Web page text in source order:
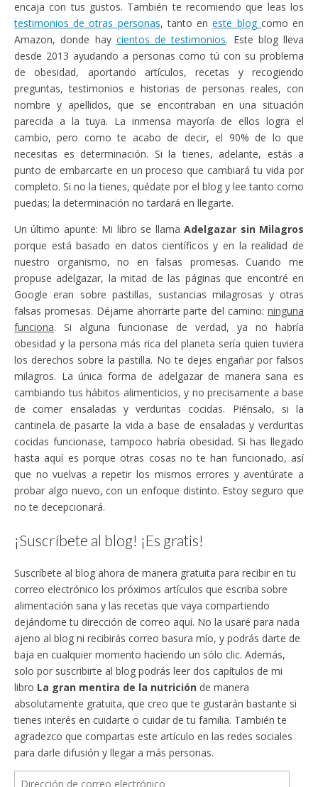
encaja con tus gustos. También te recomiendo que leas los
testimonios de otras personas, tanto eneste blog como en
Amazon, donde hay cientos de testimonios. Este blog lleva
desde 2013 ayudando a personas como tú con su problema
de obesidad, aportando artículos, recetas y recogiendo
preguntas, testimonios e historias de personas reales, con
nombre y apellidos, que se encontraban en una situación
parecida a la tuya. La inmensa mayoría de ellos logra el
cambio, pero como te acabo de decir, el 90% de lo que
necesitas es determinación. Si la tienes, adelante, estás a
punto de embarcarte en un proceso que cambiará tu vida por
completo. Si no la tienes, quédate por el blog y lee tanto como
puedas; la determinación no tardará en llegarte.
Un último apunte: Mi libro se llamaAdelgazar sin Milagros
porque está basado en datos científicos y en la realidad de
nuestro organismo, no en falsas promesas. Cuando me
propuse adelgazar, la mitad de las páginas que encontré en
Google eran sobre pastillas, sustancias milagrosas y otras
falsas promesas. Déjame ahorrarte parte del camino: ninguna
funciona. Si alguna funcionase de verdad, ya no habría
obesidad y la persona más rica del planeta sería quien tuviera
los derechos sobre la pastilla. No te dejes engañar por falsos
milagros. La única forma de adelgazar de manera sana es
cambiando tus hábitos alimenticios, y no precisamente a base
de comer ensaladas y verduritas cocidas. Piénsalo, si la
cantinela de pasarte la vida a base de ensaladas y verduritas
cocidas funcionase, tampoco habría obesidad. Si has llegado
hasta aquí es porque otras cosas no te han funcionado, así
que no vuelvas a repetir los mismos errores y aventúrate a
probar algo nuevo, con un enfoque distinto. Estoy seguro que
no te decepcionará.
¡Suscríbete al blog! ¡Es gratis!
Suscríbete al blog ahora de manera gratuita para recibir en tu
correo electrónico los próximos artículos que escriba sobre
alimentación sana y las recetas que vaya compartiendo
dejándome tu dirección de correo aquí. No la usaré para nada
ajeno al blog ni recibirás correo basura mío, y podrás darte de
baja en cualquier momento haciendo un sólo clic. Además,
solo por suscribirte al blog podrás leer dos capítulos de mi
libro La gran mentira de la nutrición de manera
absolutamente gratuita, que creo que te gustarán bastante si
tienes interés en cuidarte o cuidar de tu familia. También te
agradezco que compartas este artículo en las redes sociales
para darle difusión y llegar a más personas.
Dirección